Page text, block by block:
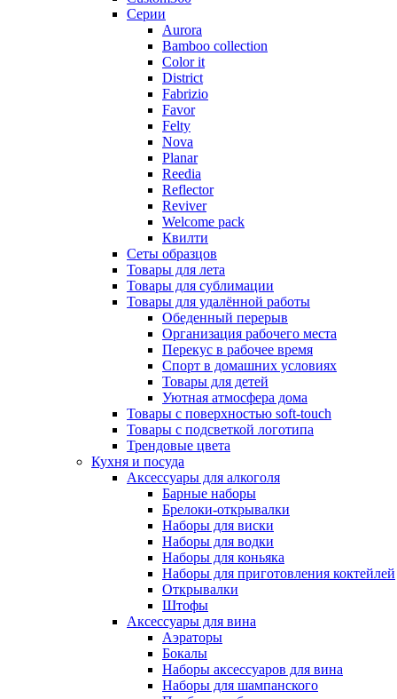
Серии
Aurora
Bamboo collection
Color it
District
Fabrizio
Favor
Felty
Nova
Planar
Reedia
Reflector
Reviver
Welcome pack
Квилти
Сеты образцов
Товары для лета
Товары для сублимации
Товары для удалённой работы
Обеденный перерыв
Организация рабочего места
Перекус в рабочее время
Спорт в домашних условиях
Товары для детей
Уютная атмосфера дома
Товары с поверхностью soft-touch
Товары с подсветкой логотипа
Трендовые цвета
Кухня и посуда
Аксессуары для алкоголя
Барные наборы
Брелоки-открывалки
Наборы для виски
Наборы для водки
Наборы для коньяка
Наборы для приготовления коктейлей
Открывалки
Штофы
Аксессуары для вина
Аэраторы
Бокалы
Наборы аксессуаров для вина
Наборы для шампанского